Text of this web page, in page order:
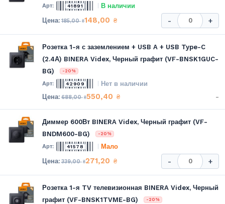
41891 В наличии
185,00₴148,00 ₴ - +
Розетка 1-я с заземлением + USB A + USB Type-C
(2.4А) BINERA Videx, Черный графит (VF-BNSK1GUC-
BG)
-20%
42909 Нет в наличии
688,00₴550,40 ₴ -
Диммер 600Вт BINERA Videx, Черный графит (VF-
BNDM600-BG)
-20%
41578 Мало
339,00₴271,20 ₴ - +
Розетка 1-я TV телевизионная BINERA Videx, Черный
графит (VF-BNSK1TVME-BG)
-20%